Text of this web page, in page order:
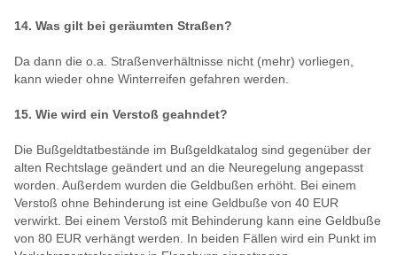
14. Was gilt bei geräumten Straßen?
Da dann die o.a. Straßenverhältnisse nicht (mehr) vorliegen,
kann wieder ohne Winterreifen gefahren werden.
15. Wie wird ein Verstoß geahndet?
Die Bußgeldtatbestände im Bußgeldkatalog sind gegenüber der
alten Rechtslage geändert und an die Neuregelung angepasst
worden. Außerdem wurden die Geldbußen erhöht. Bei einem
Verstoß ohne Behinderung ist eine Geldbuße von 40 EUR
verwirkt. Bei einem Verstoß mit Behinderung kann eine Geldbuße
von 80 EUR verhängt werden. In beiden Fällen wird ein Punkt im